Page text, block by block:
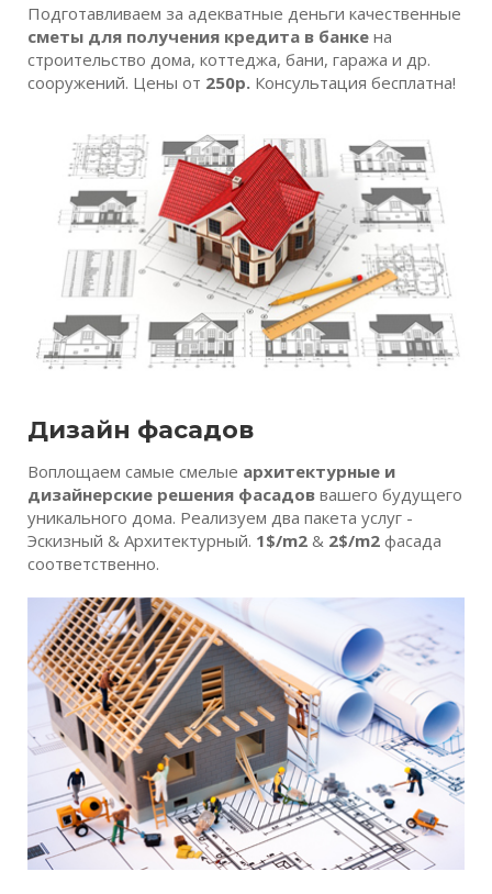
Подготавливаем за адекватные деньги качественные
сметы для получения кредита в банке на
строительство дома, коттеджа, бани, гаража и др.
сооружений. Цены от 250р. Консультация бесплатна!
Дизайн фасадов
Воплощаем самые смелые архитектурные и
дизайнерские решения фасадов вашего будущего
уникального дома. Реализуем два пакета услуг -
Эскизный & Архитектурный. 1$/m2 & 2$/m2 фасада
соответственно.